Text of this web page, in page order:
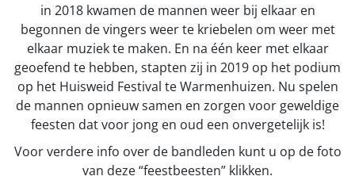
in 2018 kwamen de mannen weer bij elkaar en
begonnen de vingers weer te kriebelen om weer met
elkaar muziek te maken. En na één keer met elkaar
geoefend te hebben, stapten zij in 2019 op het podium
op het Huisweid Festival te Warmenhuizen. Nu spelen
de mannen opnieuw samen en zorgen voor geweldige
feesten dat voor jong en oud een onvergetelijk is!
Voor verdere info over de bandleden kunt u op de foto
van deze “feestbeesten” klikken.